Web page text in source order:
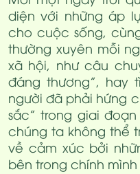
diện với những áp
cho cuộc sống,
thường xuyên mỗi
xã hội, như câu
đáng thương”, hay
người đã phải hứng
sắc” trong giai
chúng ta không thể
về cảm xúc bởi
bên trong chính